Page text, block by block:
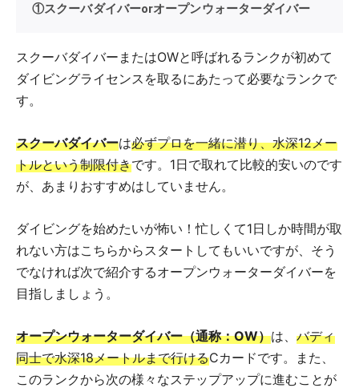
①スクーバダイバーorオープンウォーターダイバー
スクーバダイバーまたはOWと呼ばれるランクが初めて
ダイビングライセンスを取るにあたって必要なランクで
す。
スクーバダイバーは必ずプロを一緒に潜り、水深12メー
トルという制限付きです。1日で取れて比較的安いのです
が、あまりおすすめはしていません。
ダイビングを始めたいが怖い！忙しくて1日しか時間が取
れない方はこちらからスタートしてもいいですが、そう
でなければ次で紹介するオープンウォーターダイバーを
目指しましょう。
オープンウォーターダイバー（通称：OW）は、 バディ
同士で水深18メートルまで行けるCカードです。また、
このランクから次の様々なステップアップに進むことが